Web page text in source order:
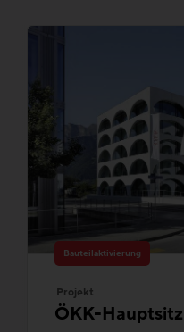
Bauteilaktivierung
Projekt
ÖKK-Hauptsitz